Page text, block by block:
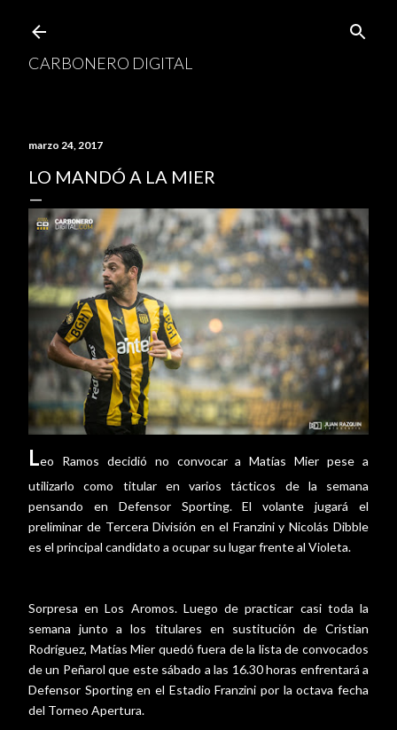
CARBONERO DIGITAL
marzo 24, 2017
LO MANDÓ A LA MIER
Leo Ramos decidió no convocar a Matías Mier pese a
utilizarlo como titular en varios tácticos de la semana
pensando en Defensor Sporting. El volante jugará el
preliminar de Tercera División en el Franzini y Nicolás Dibble
es el principal candidato a ocupar su lugar frente al Violeta.
Sorpresa en Los Aromos. Luego de practicar casi toda la
semana junto a los titulares en sustitución de Cristian
Rodríguez, Matías Mier quedó fuera de la lista de convocados
de un Peñarol que este sábado a las 16.30 horas enfrentará a
Defensor Sporting en el Estadio Franzini por la octava fecha
del Torneo Apertura.